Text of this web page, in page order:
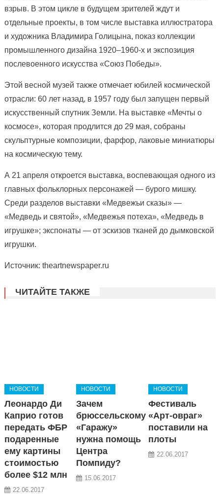
взрыв. В этом цикле в будущем зрителей ждут и
отдельные проекты, в том числе выставка иллюстратора
и художника Владимира Голицына, показ коллекции
промышленного дизайна 1920–1960-х и экспозиция
послевоенного искусства «Союз Победы».
Этой весной музей также отмечает юбилей космической
отрасли: 60 лет назад, в 1957 году был запущен первый
искусственный спутник Земли. На выставке «Мечты о
космосе», которая продлится до 29 мая, собраны
скульптурные композиции, фарфор, лаковые миниатюры
на космическую тему.
А 21 апреля откроется выставка, воспевающая одного из
главных фольклорных персонажей — бурого мишку.
Среди разделов выставки «Медвежьи сказы» —
«Медведь и святой», «Медвежья потеха», «Медведь в
игрушке»; экспонаты — от эскизов тканей до дымковской
игрушки.
Источник: theartnewspaper.ru
ЧИТАЙТЕ ТАКЖЕ
НОВОСТИ
Леонардо Ди
Каприо готов
передать ФБР
подаренные
ему картины
стоимостью
более $12 млн
22.06.2017
НОВОСТИ
Зачем
брюссельскому
«Гаражу»
нужна помощь
Центра
Помпиду?
15.06.2017
НОВОСТИ
Фестиваль
«Арт-овраг»
поставили на
плоты
22.06.2017